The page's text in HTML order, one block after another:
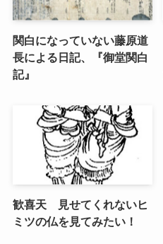
関白になっていない藤原道
長による日記、『御堂関白
記』
歓喜天 見せてくれないヒ
ミツの仏を見てみたい！